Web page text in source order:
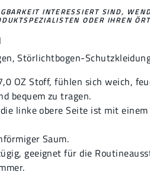
INTERESSIERT SIND,
ODER IHREN
,Störlichtbogen-
OZ Stoff, fühlen sich weich,
bequem zu tragen.
linke obere Seite ist mit einem
Saum.
geeignet für die